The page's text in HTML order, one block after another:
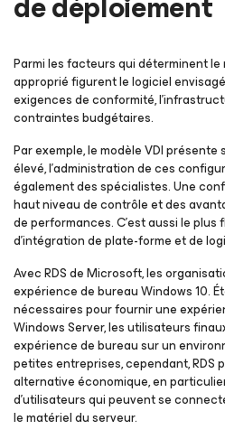
Parmi les facteurs qui déterminent
approprié figurent le logiciel
exigences de conformité,
contraintes budgétaires.
Par exemple, le modèle VDI
élevé, l’administration de ces
également des spécialistes. Une
haut niveau de contrôle et des
de performances. C’est aussi le plus
d’intégration de plate-forme et de
Avec RDS de Microsoft, les
expérience de bureau Windows 10.
nécessaires pour fournir une
Windows Server, les utilisateurs
expérience de bureau sur un
petites entreprises, cependant, RDS
alternative économique, en
d’utilisateurs qui peuvent se
le matériel du serveur.